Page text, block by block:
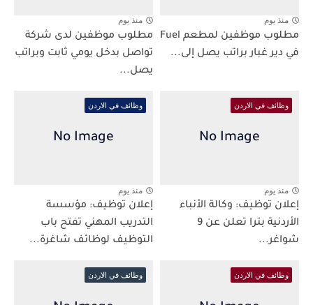
منذ يوم
مطلوب موظفين لمطعم Fuel
في دير غبار براتب يصل إلى...
منذ يوم
مطلوب موظفين لدى شركة
تواصل بدخل يومي ثابت وبراتب
يصل...
وظائف في الاردن
منذ يوم
إعلان توظيف: وكالة الأنباء
الأردنية بترا تعلن عن 9
شواغر...
وظائف في الاردن
منذ يوم
إعلان توظيف: مؤسسة
التدريب المهني تفتح باب
التوظيف لوظائف شاغرة...
وظائف في الاردن وظائف في الاردن